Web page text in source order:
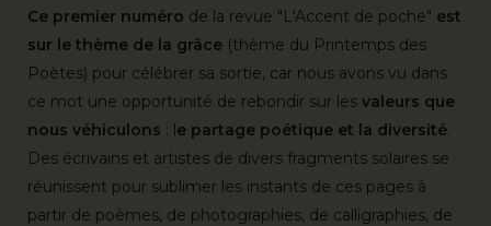
Ce premier numéro de la revue "L'Accent de poche" est
sur le thème de la grâce (thème du Printemps des
Poètes) pour célébrer sa sortie, car nous avons vu dans
ce mot une opportunité de rebondir sur les valeurs que
nous véhiculons : le partage poétique et la diversité.
Des écrivains et artistes de divers fragments solaires se
réunissent pour sublimer les instants de ces pages à
partir de poèmes, de photographies, de calligraphies, de